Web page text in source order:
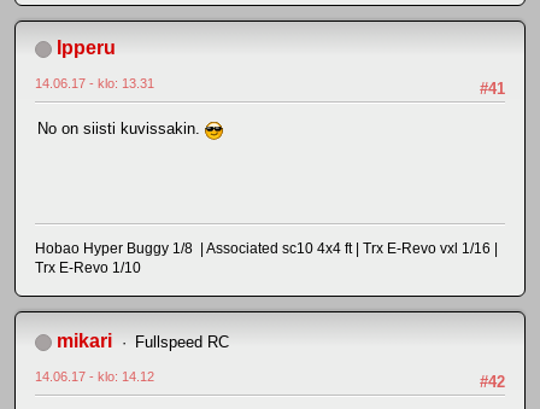
Ipperu
#41
14.06.17 - klo: 13.31
No on siisti kuvissakin.
Hobao Hyper Buggy 1/8 | Associated sc10 4x4 ft | Trx E-Revo vxl 1/16 |
Trx E-Revo 1/10
mikari Fullspeed RC
#42
14.06.17 - klo: 14.12